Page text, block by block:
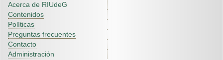
Acerca de RIUdeG
Contenidos
Políticas
Preguntas frecuentes
Contacto
Administración